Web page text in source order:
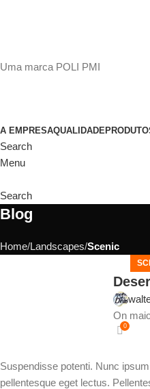
Uma marca POLI PMI
A EMPRESAQUALIDADE
Search
Menu
Search
Blog
Home Landscapes Scenic
On
0
Suspendisse potenti. Nunc
pellentesque eget lectus.